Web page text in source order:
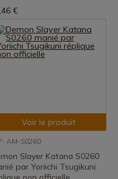
€
Voir le produit
AM-S0260
Slayer Katana S0260
par Yoriichi Tsugikuni